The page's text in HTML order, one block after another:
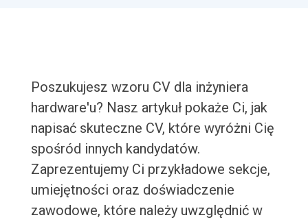
Poszukujesz wzoru CV dla inżyniera
hardware'u? Nasz artykuł pokaże Ci, jak
napisać skuteczne CV, które wyróżni Cię
spośród innych kandydatów.
Zaprezentujemy Ci przykładowe sekcje,
umiejętności oraz doświadczenie
zawodowe, które należy uwzględnić w